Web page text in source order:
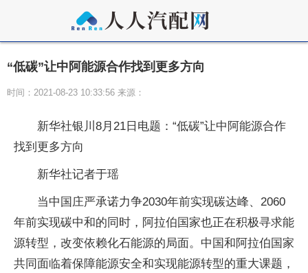
“低碳”让中阿能源合作找到更多方向
时间：2021-08-23 10:33:56 来源：
新华社银川8月21日电题：“低碳”让中阿能源合作
找到更多方向
新华社记者于瑶
当中国庄严承诺力争2030年前实现碳达峰、2060
年前实现碳中和的同时，阿拉伯国家也正在积极寻求能
源转型，改变依赖化石能源的局面。中国和阿拉伯国家
共同面临着保障能源安全和实现能源转型的重大课题，